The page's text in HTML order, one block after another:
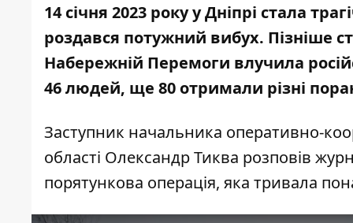
14 січня 2023 року у Дніпрі стала
роздався потужний вибух. Пізніше
Набережній Перемоги влучила
46 людей, ще 80 отримали різні
Заступник начальника оперативно-
області Олександр Тиква розповів
порятункова операція, яка тривала